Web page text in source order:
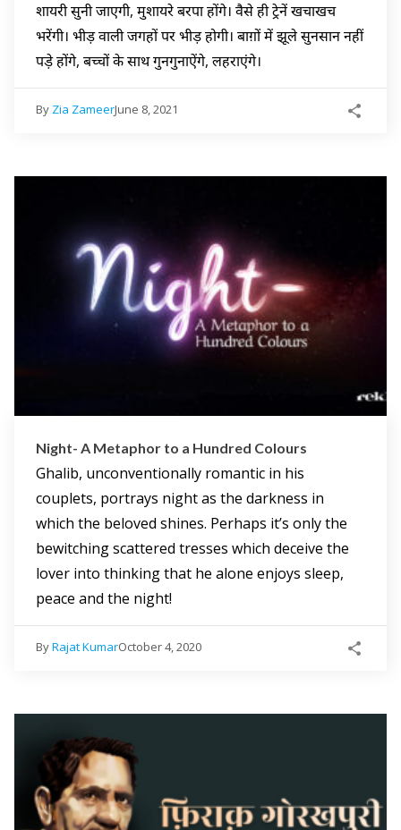
शायरी सुनी जाएगी, मुशायरे बरपा होंगे। वैसे ही ट्रेनें खचाखच
भरेंगी। भीड़ वाली जगहों पर भीड़ होगी। बाग़ों में झूले सुनसान नहीं
पड़े होंगे, बच्चों के साथ गुनगुनाऐंगे, लहराएंगे।
By Zia ZameerJune 8, 2021
Night- A Metaphor to a Hundred Colours
Ghalib, unconventionally romantic in his
couplets, portrays night as the darkness in
which the beloved shines. Perhaps it’s only the
bewitching scattered tresses which deceive the
lover into thinking that he alone enjoys sleep,
peace and the night!
ByRajat KumarOctober 4, 2020